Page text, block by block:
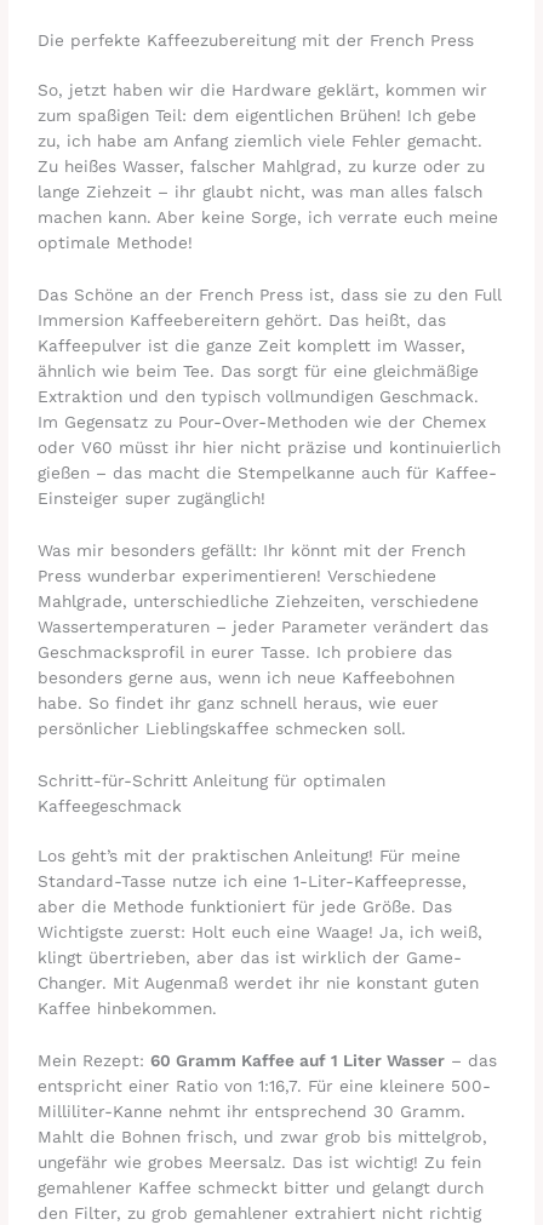
Die perfekte Kaffeezubereitung mit der French Press
So, jetzt haben wir die Hardware geklärt, kommen wir
zum spaßigen Teil: dem eigentlichen Brühen! Ich gebe
zu, ich habe am Anfang ziemlich viele Fehler gemacht.
Zu heißes Wasser, falscher Mahlgrad, zu kurze oder zu
lange Ziehzeit – ihr glaubt nicht, was man alles falsch
machen kann. Aber keine Sorge, ich verrate euch meine
optimale Methode!
Das Schöne an der French Press ist, dass sie zu den Full
Immersion Kaffeebereitern gehört. Das heißt, das
Kaffeepulver ist die ganze Zeit komplett im Wasser,
ähnlich wie beim Tee. Das sorgt für eine gleichmäßige
Extraktion und den typisch vollmundigen Geschmack.
Im Gegensatz zu Pour-Over-Methoden wie der Chemex
oder V60 müsst ihr hier nicht präzise und kontinuierlich
gießen – das macht die Stempelkanne auch für Kaffee-
Einsteiger super zugänglich!
Was mir besonders gefällt: Ihr könnt mit der French
Press wunderbar experimentieren! Verschiedene
Mahlgrade, unterschiedliche Ziehzeiten, verschiedene
Wassertemperaturen – jeder Parameter verändert das
Geschmacksprofil in eurer Tasse. Ich probiere das
besonders gerne aus, wenn ich neue Kaffeebohnen
habe. So findet ihr ganz schnell heraus, wie euer
persönlicher Lieblingskaffee schmecken soll.
Schritt-für-Schritt Anleitung für optimalen
Kaffeegeschmack
Los geht’s mit der praktischen Anleitung! Für meine
Standard-Tasse nutze ich eine 1-Liter-Kaffeepresse,
aber die Methode funktioniert für jede Größe. Das
Wichtigste zuerst: Holt euch eine Waage! Ja, ich weiß,
klingt übertrieben, aber das ist wirklich der Game-
Changer. Mit Augenmaß werdet ihr nie konstant guten
Kaffee hinbekommen.
Mein Rezept:60 Gramm Kaffee auf 1 Liter Wasser – das
entspricht einer Ratio von 1:16,7. Für eine kleinere 500-
Milliliter-Kanne nehmt ihr entsprechend 30 Gramm.
Mahlt die Bohnen frisch, und zwar grob bis mittelgrob,
ungefähr wie grobes Meersalz. Das ist wichtig! Zu fein
gemahlener Kaffee schmeckt bitter und gelangt durch
den Filter, zu grob gemahlener extrahiert nicht richtig